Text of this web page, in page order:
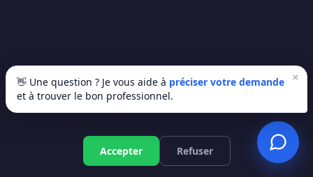
Accepter Refuser
🚀 Recevoir mes 3 devis gratuits
✅ 100% gratuit · Sans engagement · Réponse en 24h
×
👋 Une question ? Je vous aide à préciser votre demande
et à trouver le bon professionnel.